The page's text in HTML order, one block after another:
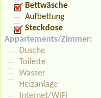
Bettwäsche
Aufbettung
Steckdose
Appartements/Zimmer:
Dusche
Toilette
Wasser
Heizanlage
Internet/WiFi